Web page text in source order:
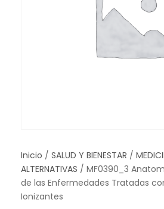
Inicio / SALUD Y BIENESTAR /
ALTERNATIVAS / MF0390_3
de las Enfermedades Tratadas
Ionizantes